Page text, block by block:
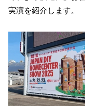
実演を紹介します。